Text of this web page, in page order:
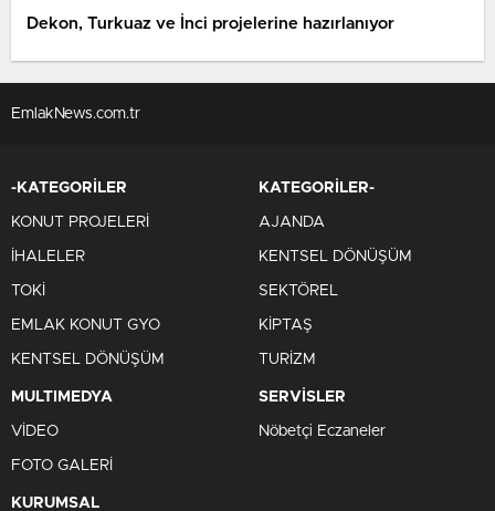
Dekon, Turkuaz ve İnci projelerine hazırlanıyor
EmlakNews.com.tr
-KATEGORİLER
KONUT PROJELERİ
İHALELER
TOKİ
EMLAK KONUT GYO
KENTSEL DÖNÜŞÜM
KATEGORİLER-
AJANDA
KENTSEL DÖNÜŞÜM
SEKTÖREL
KİPTAŞ
TURİZM
MULTIMEDYA
VİDEO
FOTO GALERİ
SERVİSLER
Nöbetçi Eczaneler
KURUMSAL